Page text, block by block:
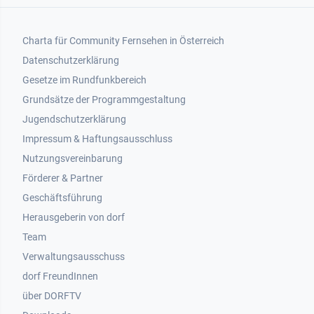
Footer 1
Charta für Community Fernsehen in Österreich
Datenschutzerklärung
Gesetze im Rundfunkbereich
Grundsätze der Programmgestaltung
Jugendschutzerklärung
Impressum & Haftungsausschluss
Nutzungsvereinbarung
Footer 2
Förderer & Partner
Geschäftsführung
Herausgeberin von dorf
Team
Verwaltungsausschuss
dorf FreundInnen
Footer 3
über DORFTV